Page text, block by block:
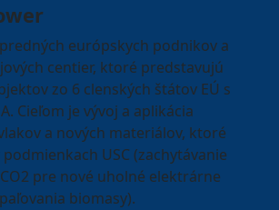
európskych podnikov a
centier, ktoré predstavujú
zo 6 clenských štátov EÚ s
Cieľom je vývoj a aplikácia
a nových materiálov, ktoré
USC (zachytávanie
pre nové uholné elektrárne
biomasy).